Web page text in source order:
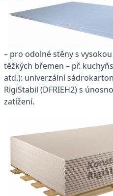
– pro odolné stěny s
těžkých břemen – př.
atd.): univerzální
RigiStabil (DFRIEH2) s
zatížení.